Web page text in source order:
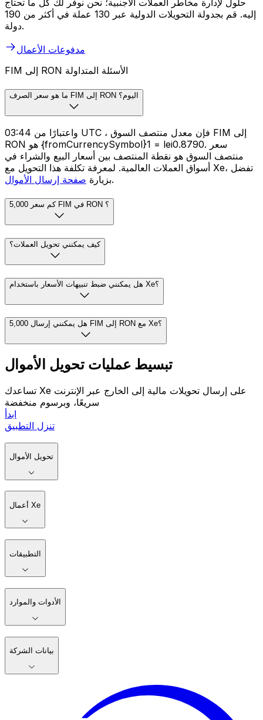
Xe للأعمال التجارية
تبسيط عمليات مدفوعات الأعمال العالمية
حلول لإدارة مخاطر العملات الأجنبية؛ نحن نوفر لك كل ما تحتاج
دولة.
مدفوعات الأعمال
FIM إلى RON الأسئلة المتداولة
ما هو سعر الصرف FIM إلى RON اليوم؟
واعتبارًا من 03:44 UTC ، فإن معدل منتصف السوق FIM إلى
منتصف السوق هو نقطة المنتصف بين أسعار البيع والشراء في
أسواق العملات العالمية. لمعرفة تكلفة هذا التحويل مع Xe، تفضل
بزيارة صفحة إرسال الأموال
هل يمكنني إرسال 5,000 FIM إلى RON مع Xe؟
تبسيط عمليات تحويل الأموال
تساعدك Xe على إرسال تحويلات مالية إلى الخارج عبر الإنترنت
سريعًا، وبرسوم منخفضة
تنزل التطبيق
تحويل الأموال
أعمال Xe
التطبيقات
الأدوات والموارد